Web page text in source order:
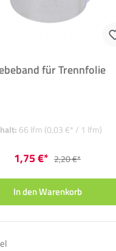
für Trennfolie
66 lfm (0,03 €* / 1 lfm)
1,75 €* 2,20 €*
In den Warenkorb